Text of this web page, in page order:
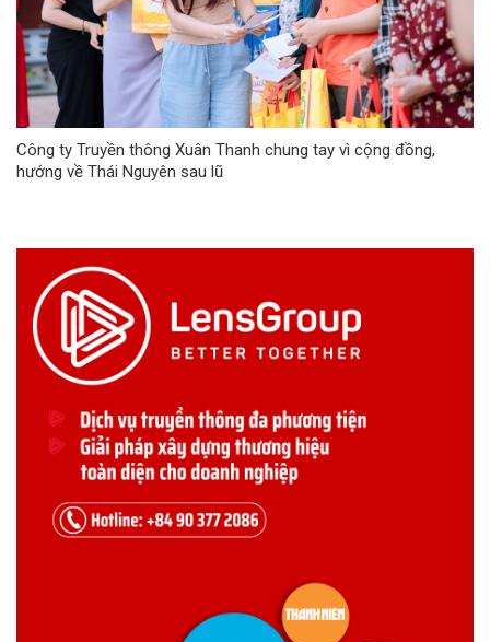
Công ty Truyền thông Xuân Thanh chung tay vì cộng đồng,
hướng về Thái Nguyên sau lũ